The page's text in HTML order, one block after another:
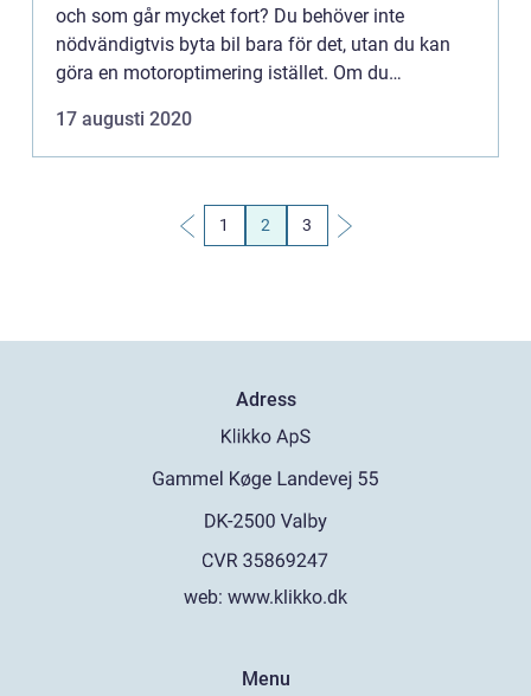
och som går mycket fort? Du behöver inte
nödvändigtvis byta bil bara för det, utan du kan
göra en motoroptimering istället. Om du
känns det nästan som...
17 augusti 2020
1 2 3
Adress
web: www.klikko.dk
Menu